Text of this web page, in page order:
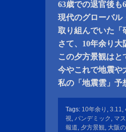
63歳での退官後も
現代のグローバル
取り組んでいた「
さて、10年余り大
この夕方景観はと
今やこれで地震や
私の「地震雲」予
Tags: 10年余り , 3.11,
視, パンデミック , マ
報道, 夕方景観, 大阪